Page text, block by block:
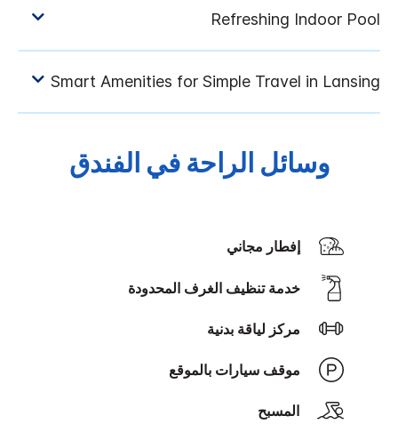
وسائل الراحة في الفندق
إفطار مجاني
‫‫خدمة تنظيف الغرف‬‬ المحدودة
مركز لياقة بدنية
موقف سيارات بالموقع
المسبح